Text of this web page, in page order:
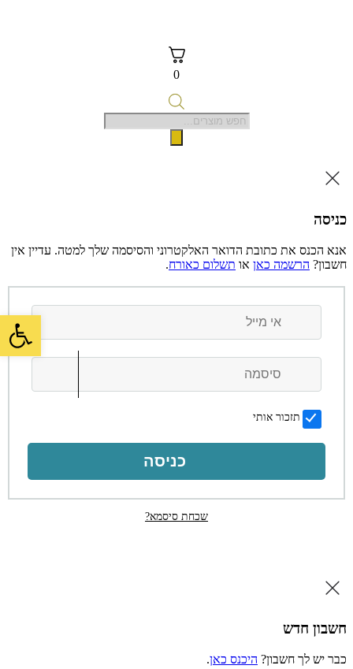
פתח
0
כניסה
אנא הכנס את כתובת הדואר האלקטרוני והסיסמה שלך למטה. עדיין אין
חשבון? הרשמה כאן או תשלום כאורח.
תזכור אותי
כניסה
שכחת סיסמא?
חשבון חדש
כבר יש לך חשבון? היכנס כאן.